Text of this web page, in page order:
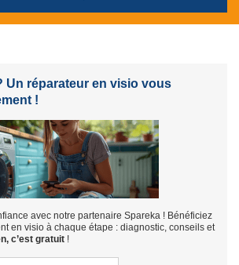
Un réparateur en visio vous
!
avec notre partenaire Spareka ! Bénéficiez
en visio à chaque étape : diagnostic, conseils et
c’est gratuit !